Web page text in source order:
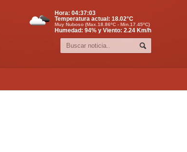
Hora: 04:37:04
Temperatura actual: 18.02°C
Muy Nuboso (Max.18.86ºC - Min.17.45ºC)
Humedad: 94% y Viento: 2.24 Km/h